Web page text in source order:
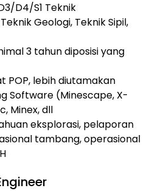
D4/S1 Teknik
Geologi, Teknik Sipil,
3 tahun diposisi yang
POP, lebih diutamakan
Software (Minescape, X-
Minex, dll
eksplorasi, pelaporan
tambang, operasional